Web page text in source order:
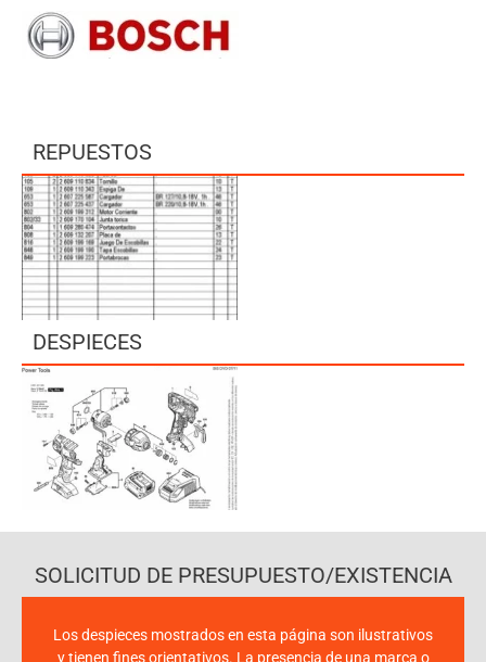
REPUESTOS
DESPIECES
SOLICITUD DE PRESUPUESTO/EXISTENCIA
Los despieces mostrados en esta página son ilustrativos
y tienen fines orientativos. La presencia de una marca o